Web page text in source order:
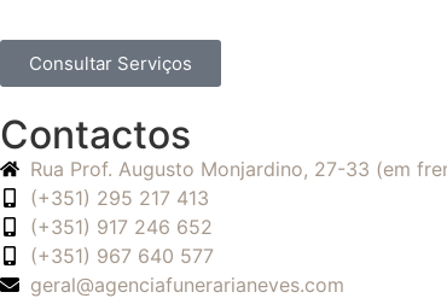
Consultar Serviços
Contactos
Rua Prof. Augusto Monjardino, 27-33 (em
(+351) 295 217 413
(+351) 917 246 652
(+351) 967 640 577
geral@agenciafunerarianeves.com